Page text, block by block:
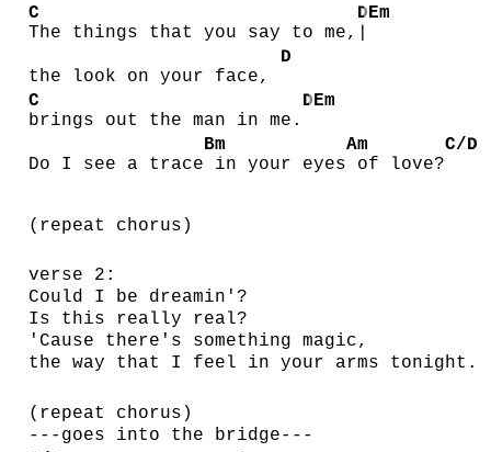
C
The things that you say to me,
DEm
the look on your face,
D
C
brings out the man in me.
DEm
Do I see a trace
Bm
in your eyes
Am
of love?
C/D
(repeat chorus)
verse 2:
Could I be dreamin'?
Is this really real?
'Cause there's something magic,
the way that I feel in your arms tonight.
(repeat chorus)
---goes into the bridge---